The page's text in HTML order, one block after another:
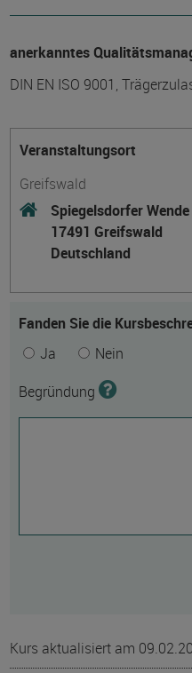
anerkanntes
DIN EN ISO 9001,
Veranstaltungsort
Greifswald
Spiegelsdorfer
17491 Greifswald
Deutschland
Fanden Sie die
Ja
Nein
Begründung
Kurs aktualisiert am